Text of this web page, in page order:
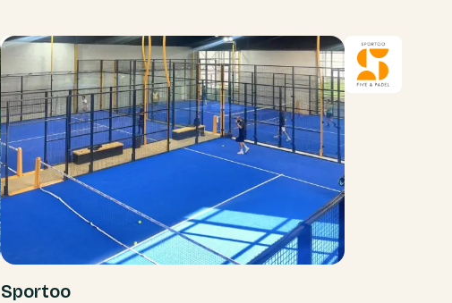
Sportoo